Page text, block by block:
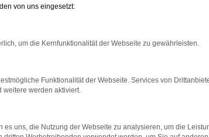
bestimmter Seiten verhindern.
beheben.
auf dem neuesten Stand sind.
von uns eingesetzt:
um die Kernfunktionalität der Webseite zu gewährleisten.
Funktionalität der Webseite. Services von
weitere werden aktiviert.
es uns, die Nutzung der Webseite zu analysieren, um die